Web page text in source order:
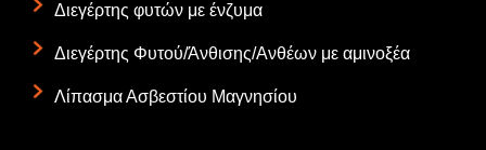
Διεγέρτης φυτών με ένζυμα
Διεγέρτης Φυτού/Άνθισης/Ανθέων με αμινοξέα
Λίπασμα Ασβεστίου Μαγνησίου